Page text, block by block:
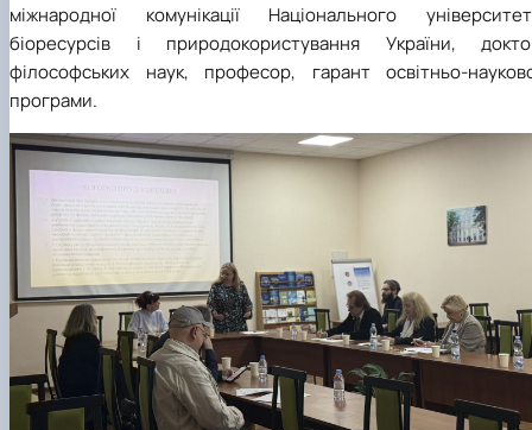
міжнародної комунікації Національного
біоресурсів і природокористування України,
філософських наук, професор, гарант освітньо-
програми.